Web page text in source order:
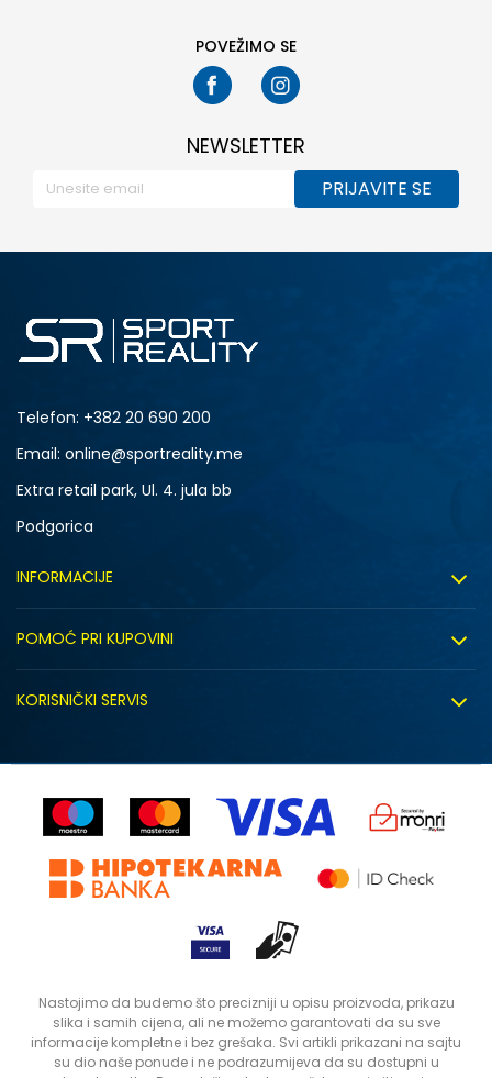
POVEŽIMO SE
NEWSLETTER
PRIJAVITE SE
Telefon: +382 20 690 200
Email: online@sportreality.me
Extra retail park, Ul. 4. jula bb
Podgorica
INFORMACIJE
Zapošljavanje
Sindikalna prodaja
Kontakt
Prodavnice
POMOĆ PRI KUPOVINI
Kako kupiti
Uputstvo za registraciju
KORISNIČKI SERVIS
Reklamacije
Povrat robe i povrat sredstava
Status porudžbine
Nastojimo da budemo što precizniji u opisu proizvoda, prikazu
slika i samih cijena, ali ne možemo garantovati da su sve
informacije kompletne i bez grešaka. Svi artikli prikazani na sajtu
su dio naše ponude i ne podrazumijeva da su dostupni u